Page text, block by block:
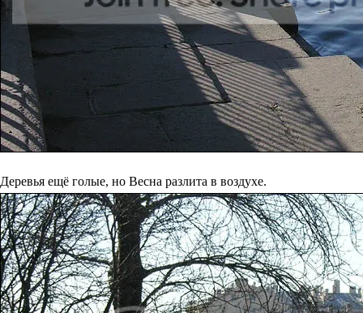
Деревья ещё голые, но Весна разлита в воздухе.